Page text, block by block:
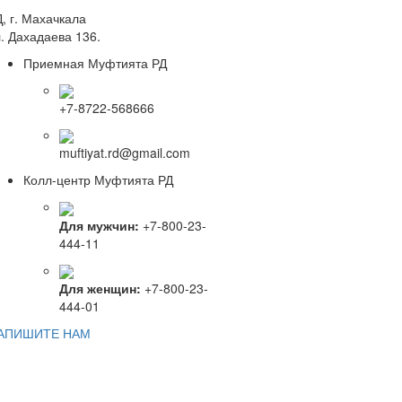
г. Махачкала
Дахадаева 136.
Приемная Муфтията РД
+7-8722-568666
muftiyat.rd@gmail.com
Колл-центр Муфтията РД
Для мужчин: +7-800-23-
444-11
Для женщин: +7-800-23-
444-01
НАМ